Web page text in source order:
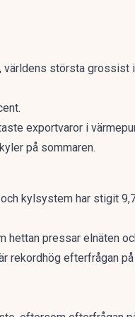
största grossist
exportvaror i
på sommaren.
kylsystem har stigit
pressar elnäten
rekordhög efterfrågan